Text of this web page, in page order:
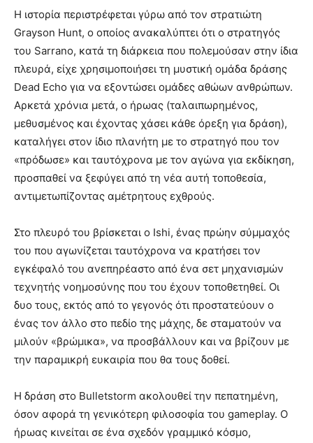
Η ιστορία περιστρέφεται γύρω από τον στρατιώτη
Grayson Hunt, ο οποίος ανακαλύπτει ότι ο στρατηγός
του Sarrano, κατά τη διάρκεια που πολεμούσαν στην ίδια
πλευρά, είχε χρησιμοποιήσει τη μυστική ομάδα δράσης
Dead Echo για να εξοντώσει ομάδες αθώων ανθρώπων.
Αρκετά χρόνια μετά, ο ήρωας (ταλαιπωρημένος,
μεθυσμένος και έχοντας χάσει κάθε όρεξη για δράση),
καταλήγει στον ίδιο πλανήτη με το στρατηγό που τον
«πρόδωσε» και ταυτόχρονα με τον αγώνα για εκδίκηση,
προσπαθεί να ξεφύγει από τη νέα αυτή τοποθεσία,
αντιμετωπίζοντας αμέτρητους εχθρούς.
Στο πλευρό του βρίσκεται ο Ishi, ένας πρώην σύμμαχός
του που αγωνίζεται ταυτόχρονα να κρατήσει τον
εγκέφαλό του ανεπηρέαστο από ένα σετ μηχανισμών
τεχνητής νοημοσύνης που του έχουν τοποθετηθεί. Οι
δυο τους, εκτός από το γεγονός ότι προστατεύουν ο
ένας τον άλλο στο πεδίο της μάχης, δε σταματούν να
μιλούν «βρώμικα», να προσβάλλουν και να βρίζουν με
την παραμικρή ευκαιρία που θα τους δοθεί.
Η δράση στο Bulletstorm ακολουθεί την πεπατημένη,
όσον αφορά τη γενικότερη φιλοσοφία του gameplay. Ο
ήρωας κινείται σε ένα σχεδόν γραμμικό κόσμο,